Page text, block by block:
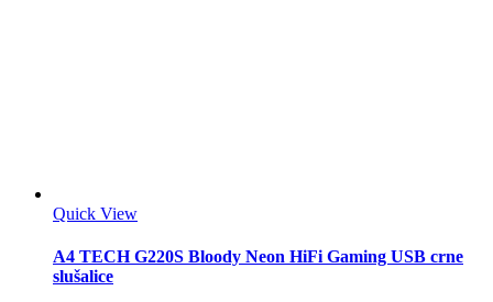
Quick View
A4 TECH G220S Bloody Neon HiFi Gaming USB crne
slušalice